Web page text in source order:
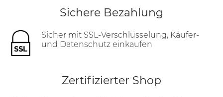
Sichere Bezahlung
Sicher mit SSL-Verschlüsselung, Käufer-
und Datenschutz einkaufen
Zertifizierter Shop